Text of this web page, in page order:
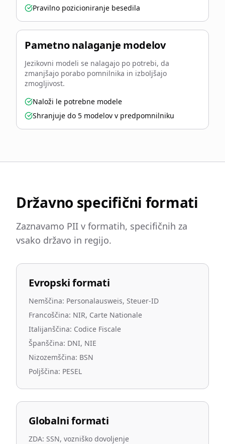
Pravilno pozicioniranje besedila
Pametno nalaganje modelov
Jezikovni modeli se nalagajo po potrebi, da
zmanjšajo porabo pomnilnika in izboljšajo
zmogljivost.
Naloži le potrebne modele
Shranjuje do 5 modelov v predpomnilniku
Državno specifični formati
Zaznavamo PII v formatih, specifičnih za
vsako državo in regijo.
Evropski formati
Nemščina: Personalausweis, Steuer-ID
Francoščina: NIR, Carte Nationale
Italijanščina: Codice Fiscale
Španščina: DNI, NIE
Nizozemščina: BSN
Poljščina: PESEL
Globalni formati
ZDA: SSN, vozniško dovoljenje